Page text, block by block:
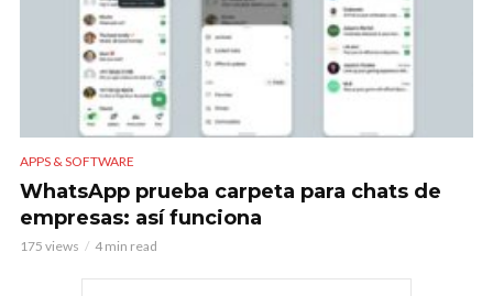
APPS & SOFTWARE
WhatsApp prueba carpeta para chats de
empresas: así funciona
175 views 4 min read